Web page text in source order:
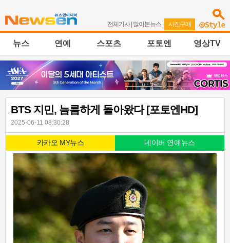
전체기사| 많이본뉴스 | 사진구매
뉴스 연예 스포츠 포토엔 영상TV
BTS 지민, 늠름하게 돌아왔다 [포토엔HD]
2025-06-11 08:30:28
카카오 MY뉴스 네이버 연예뉴스